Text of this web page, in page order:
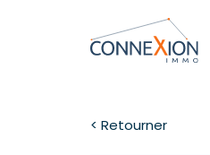
< Retourner